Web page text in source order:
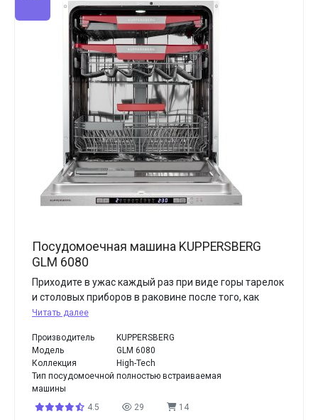
Посудомоечная машина KUPPERSBERG
GLM 6080
Приходите в ужас каждый раз при виде горы тарелок
и столовых приборов в раковине после того, как
Читать далее
Производитель
KUPPERSBERG
Модель
GLM 6080
Коллекция
High-Tech
Тип посудомоечной
машины
полностью встраиваемая
4.5 29 14